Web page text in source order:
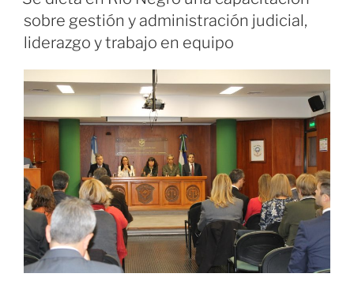
sobre gestión y administración judicial,
liderazgo y trabajo en equipo